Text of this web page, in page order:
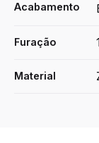
Acabamento
Furação
Material